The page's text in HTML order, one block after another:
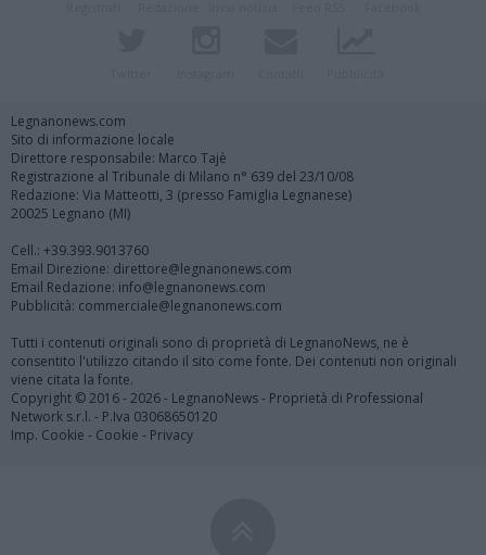
Legnanonews.com
Sito di informazione locale
Direttore responsabile: Marco Tajè
Registrazione al Tribunale di Milano n° 639 del 23/10/08
Redazione: Via Matteotti, 3 (presso Famiglia Legnanese)
20025 Legnano (MI)
Cell.: +39.393.9013760
Email Direzione: direttore@legnanonews.com
Email Redazione: info@legnanonews.com
Pubblicità: commerciale@legnanonews.com
Tutti i contenuti originali sono di proprietà di LegnanoNews, ne è
consentito l'utilizzo citando il sito come fonte. Dei contenuti non originali
viene citata la fonte.
Copyright © 2016 - 2026 - LegnanoNews - Proprietà di Professional
Network s.r.l. - P.Iva 03068650120
Imp. Cookie - Cookie - Privacy